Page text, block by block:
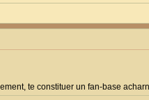
te constituer un fan-base